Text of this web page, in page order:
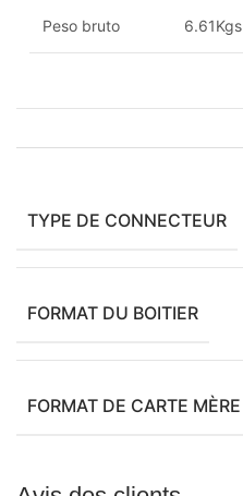
Peso bruto 6.61Kgs
TYPE DE CONNECTEUR
FORMAT DU BOITIER
FORMAT DE CARTE MÈRE